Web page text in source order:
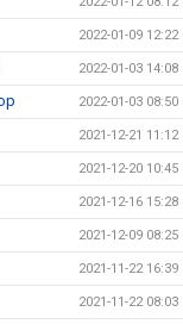
2022-01-09 12:22
2022-01-03 14:08
2022-01-03 08:50
2021-12-21 11:12
2021-12-20 10:45
2021-12-16 15:28
2021-12-09 08:25
2021-11-22 16:39
2021-11-22 08:03